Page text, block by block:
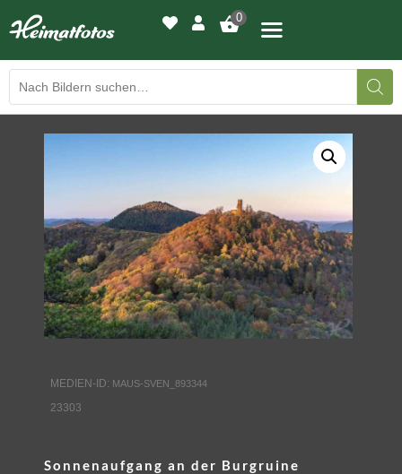
0
BILDERGALERIE
LED-LEUCHTBILDER
WIR DRUCKEN IHR BILD
AUSSTELLUNGEN
KONTAKT
MEDIEN-ID: MAUS-SVEN_893344
23303
Sonnenaufgang an der Burgruine